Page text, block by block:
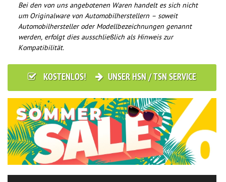
Bei den von uns angebotenen Waren handelt es sich nicht
um Originalware von Automobilherstellern – soweit
Automobilhersteller oder Modellbezeichnungen genannt
werden, erfolgt dies ausschließlich als Hinweis zur
Kompatibilität.
KOSTENLOS! UNSER HSN / TSN SERVICE